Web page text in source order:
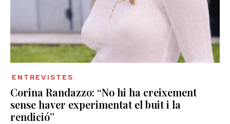
ENTREVISTES
Corina Randazzo: “No hi ha creixement
sense haver experimentat el buit i la
rendició”